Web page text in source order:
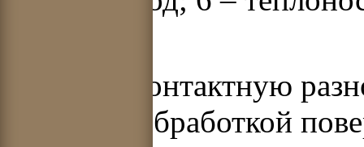
Поэтому контактную
изменять обработкой